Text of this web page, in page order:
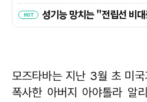
모즈타바는 지난 3월 초 미
폭사한 아버지 아야톨라 알